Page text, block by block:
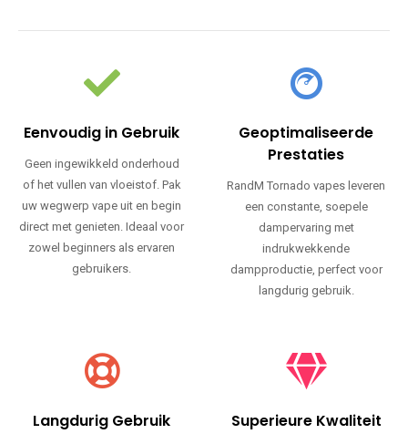
Eenvoudig in Gebruik
Geen ingewikkeld onderhoud
of het vullen van vloeistof. Pak
uw wegwerp vape uit en begin
direct met genieten. Ideaal voor
zowel beginners als ervaren
gebruikers.
Geoptimaliseerde
Prestaties
RandM Tornado vapes leveren
een constante, soepele
dampervaring met
indrukwekkende
dampproductie, perfect voor
langdurig gebruik.
Langdurig Gebruik Superieure Kwaliteit